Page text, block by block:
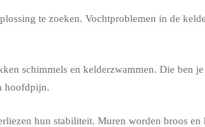
te zoeken. Vochtproblemen in de
schimmels en kelderzwammen. Die ben
hoofdpijn.
hun stabiliteit. Muren worden broos